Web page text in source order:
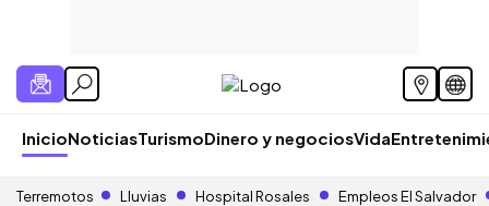
InicioNoticiasTurismoDinero y negociosVida
Terremotos Lluvias Hospital Rosales Empleos El Salvador